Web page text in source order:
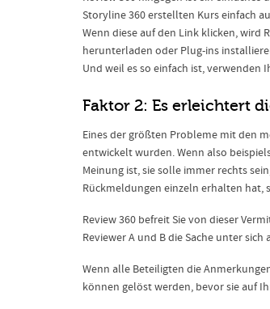
Storyline 360 erstellten Kurs einfach
Wenn diese auf den Link klicken, wird
herunterladen oder Plug-ins
Und weil es so einfach ist, verwenden
Faktor 2: Es erleichtert
Eines der größten Probleme mit den
entwickelt wurden. Wenn also
Meinung ist, sie solle immer rechts
Rückmeldungen einzeln erhalten hat,
Review 360 befreit Sie von dieser
Reviewer A und B die Sache unter sich
Wenn alle Beteiligten die
können gelöst werden, bevor sie auf